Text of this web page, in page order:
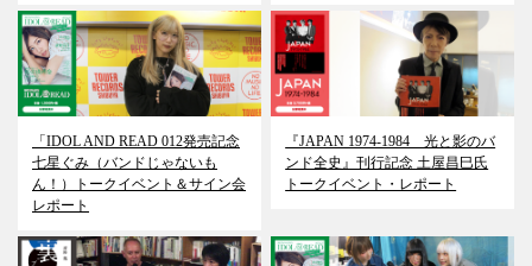
「IDOL AND READ 012発売記念
七星ぐみ（バンドじゃないも
ん！）トークイベント＆サイン会
レポート
『JAPAN 1974-1984 光と影のバ
ンド全史』刊行記念 土屋昌巳氏
トークイベント・レポート